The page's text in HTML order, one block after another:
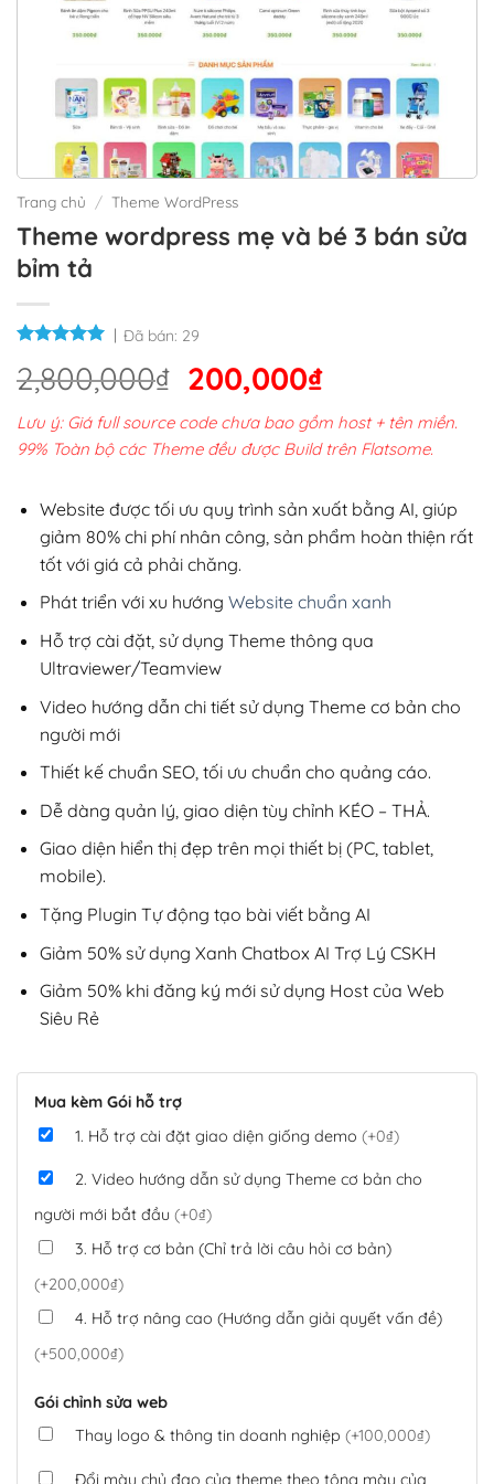
Trang chủ / Theme WordPress
Theme wordpress mẹ và bé 3 bán sửa
bỉm tả
Đã bán: 29
2,800,000₫ Giá
gốc
là:
2,800,000₫.
200,000₫Giá
hiện
tại
200,000₫.
Lưu ý: Giá full source code chưa bao gồm host + tên miền.
99% Toàn bộ các Theme đều được Build trên Flatsome.
Website được tối ưu quy trình sản xuất bằng AI, giúp
giảm 80% chi phí nhân công, sản phẩm hoàn thiện rất
tốt với giá cả phải chăng.
Phát triển với xu hướng Website chuẩn xanh
Hỗ trợ cài đặt, sử dụng Theme thông qua
Ultraviewer/Teamview
Video hướng dẫn chi tiết sử dụng Theme cơ bản cho
người mới
Thiết kế chuẩn SEO, tối ưu chuẩn cho quảng cáo.
Dễ dàng quản lý, giao diện tùy chỉnh KÉO – THẢ.
Giao diện hiển thị đẹp trên mọi thiết bị (PC, tablet,
mobile).
Tặng Plugin Tự động tạo bài viết bằng AI
Giảm 50% sử dụng Xanh Chatbox AI Trợ Lý CSKH
Giảm 50% khi đăng ký mới sử dụng Host của Web
Siêu Rẻ
Mua kèm Gói hỗ trợ
1. Hỗ trợ cài đặt giao diện giống demo (+0₫)
2. Video hướng dẫn sử dụng Theme cơ bản cho
người mới bắt đầu (+0₫)
3. Hỗ trợ cơ bản (Chỉ trả lời câu hỏi cơ bản)
(+200,000₫)
4. Hỗ trợ nâng cao (Hướng dẫn giải quyết vấn đề)
(+500,000₫)
Gói chỉnh sửa web
Thay logo & thông tin doanh nghiệp (+100,000₫)
Đổi màu chủ đạo của theme theo tông màu của